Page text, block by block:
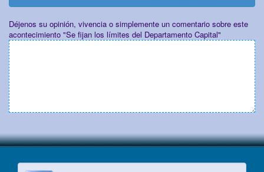
Déjenos su opinión, vivencia o simplemente un comentario sobre este
acontecimiento "Se fijan los límites del Departamento Capital"